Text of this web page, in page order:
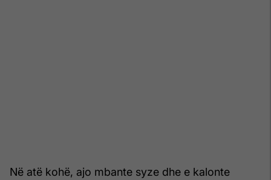
Në atë kohë, ajo mbante syze dhe e kalonte